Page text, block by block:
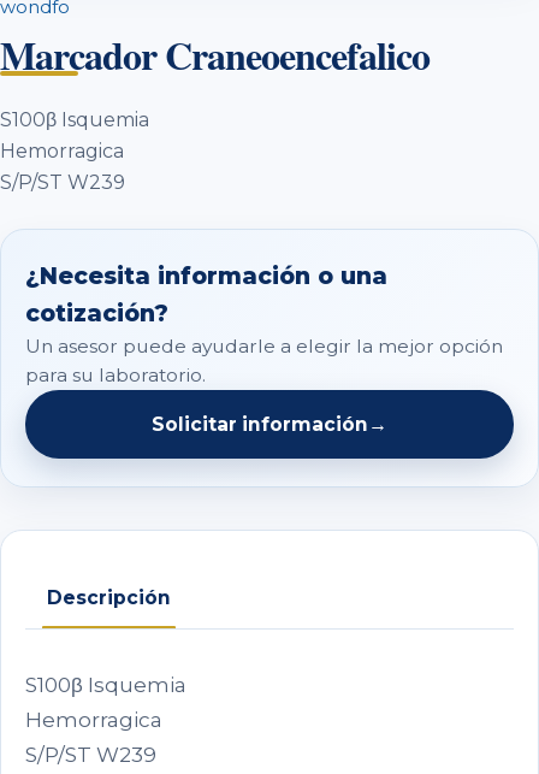
wondfo
Marcador Craneoencefalico
S100β Isquemia
Hemorragica
S/P/ST W239
¿Necesita información o una
cotización?
Un asesor puede ayudarle a elegir la mejor opción
para su laboratorio.
Solicitar información →
Descripción
S100β Isquemia
Hemorragica
S/P/ST W239